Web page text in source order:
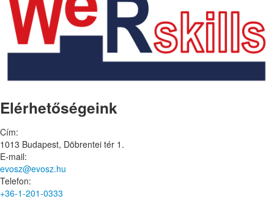
Elérhetőségeink
Cím:
1013 Budapest, Döbrentei tér 1.
E-mail:
evosz@evosz.hu
Telefon:
+36-1-201-0333